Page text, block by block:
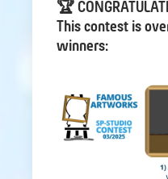
🏆
This contest is
winners: